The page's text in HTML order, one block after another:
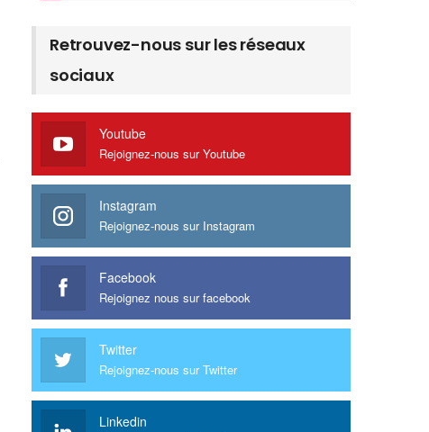
Retrouvez-nous sur les réseaux
sociaux
Youtube
Rejoignez-nous sur Youtube
Instagram
Rejoignez-nous sur Instagram
Facebook
Rejoignez nous sur facebook
Twitter
Rejoignez-nous sur Twitter
Linkedin